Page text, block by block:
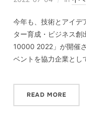
今年も、技術とアイデ
ター育成・ビジネス創
10000 2022」が開催
ベントを協力企業と
READ MORE